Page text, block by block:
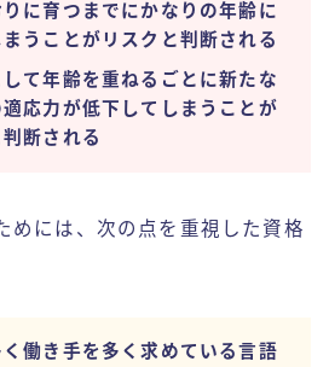
に育つまでにかなりの年齢に
うことがリスクと判断される
て年齢を重ねるごとに新たな
応力が低下してしまうことが
断される
めには、次の点を重視した資格
働き手を多く求めている言語